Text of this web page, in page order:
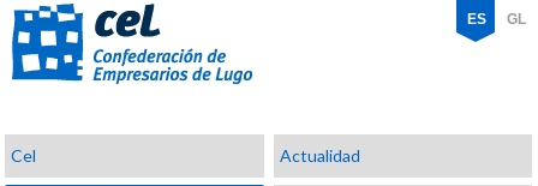
Confederación
de
ES GL
Cel Actualidad